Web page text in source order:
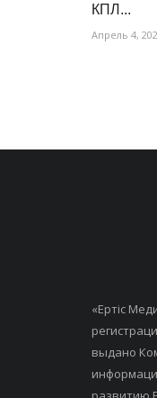
КПЛ...
Апрель 4,
«Ертiс
выдано